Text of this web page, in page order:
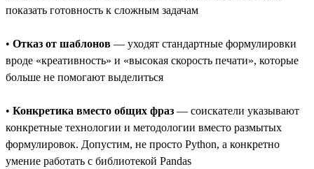
показать готовность к сложным задачам
• Отказ от шаблонов — уходят стандартные формулировки
вроде «креативность» и «высокая скорость печати», которые
больше не помогают выделиться
• Конкретика вместо общих фраз — соискатели указывают
конкретные технологии и методологии вместо размытых
формулировок. Допустим, не просто Python, а конкретно
умение работать с библиотекой Pandas